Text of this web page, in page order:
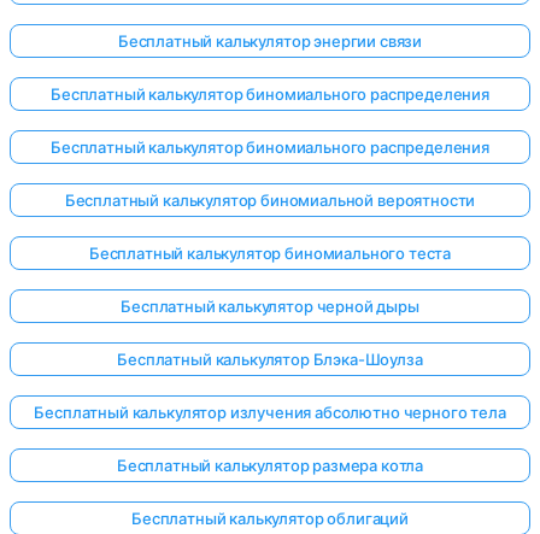
Бесплатный калькулятор энергии связи
Бесплатный калькулятор биномиального распределения
Бесплатный калькулятор биномиального распределения
Бесплатный калькулятор биномиальной вероятности
Бесплатный калькулятор биномиального теста
Бесплатный калькулятор черной дыры
Бесплатный калькулятор Блэка-Шоулза
Бесплатный калькулятор излучения абсолютно черного тела
Бесплатный калькулятор размера котла
Бесплатный калькулятор облигаций